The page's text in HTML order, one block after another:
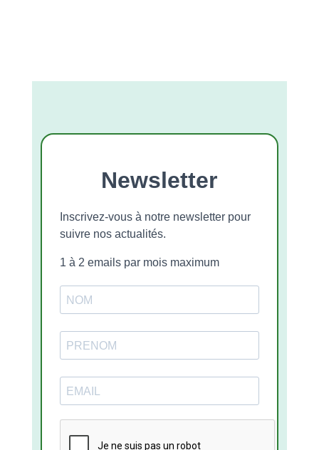
Newsletter
Inscrivez-vous à notre newsletter pour
suivre nos actualités.
1 à 2 emails par mois maximum